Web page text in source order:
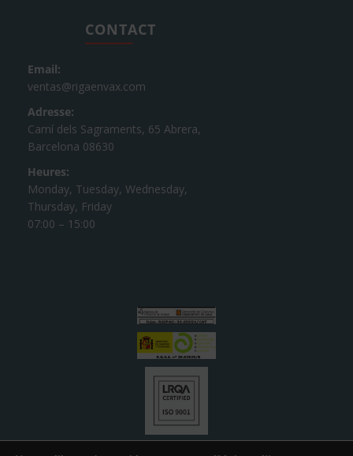
CONTACT
Email:
ventas@rigaenvax.com
Adresse:
Camí dels Sagraments, 65 Abrera,
Barcelona 08630
Heures:
Monday, Tuesday, Wednesday,
Thursday, Friday
07:00 – 15:00